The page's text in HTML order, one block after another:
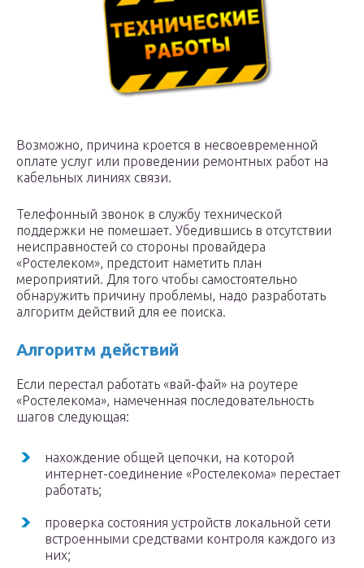
Возможно, причина кроется в несвоевременной
оплате услуг или проведении ремонтных работ на
кабельных линиях связи.
Телефонный звонок в службу технической
поддержки не помешает. Убедившись в отсутствии
неисправностей со стороны провайдера
«Ростелеком», предстоит наметить план
мероприятий. Для того чтобы самостоятельно
обнаружить причину проблемы, надо разработать
алгоритм действий для ее поиска.
Алгоритм действий
Если перестал работать «вай-фай» на роутере
«Ростелекома», намеченная последовательность
шагов следующая:
нахождение общей цепочки, на которой
интернет-соединение «Ростелекома» перестает
работать;
проверка состояния устройств локальной сети
встроенными средствами контроля каждого из
них;